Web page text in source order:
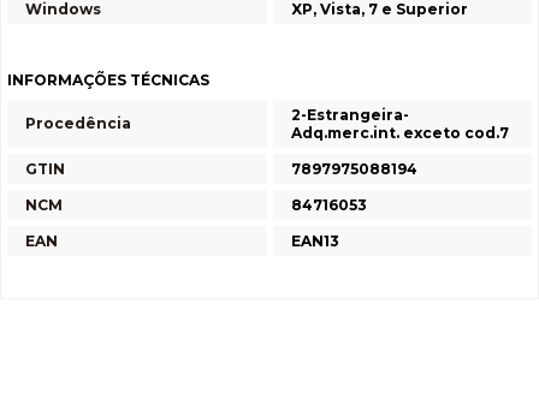
Windows
XP, Vista, 7 e Superior
INFORMAÇÕES TÉCNICAS
Procedência
2-Estrangeira-
Adq.merc.int. exceto cod.7
GTIN
7897975088194
NCM
84716053
EAN
EAN13